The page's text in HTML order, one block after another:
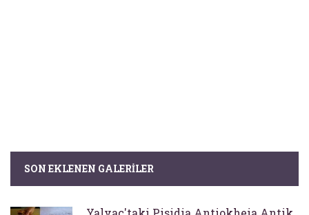
SON EKLENEN GALERILER